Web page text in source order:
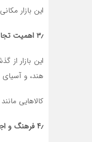
این بازار
۳٫ اهمیت تجاری:
این بازار از
هند، و آسیای
کالاهایی
۴٫ فرهنگ و اجتماع: